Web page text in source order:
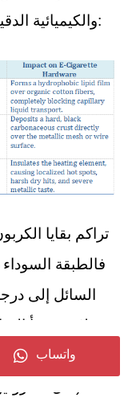
والكيميائية الدقيقة الموضحة في جدول التتبع أدناه:
تراكم بقايا
فالطبقة
السائل إلى
بسلاسة، يبدأ
على القشرة،
واتساب